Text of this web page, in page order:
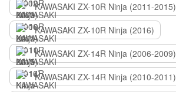
KAWASAKI ZX-10R Ninja (2011-2015)
KAWASAKI ZX-10R Ninja (2016)
KAWASAKI ZX-14R Ninja (2006-2009)
KAWASAKI ZX-14R Ninja (2010-2011)